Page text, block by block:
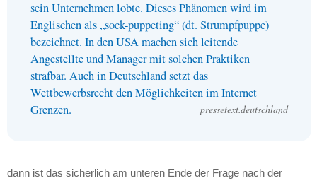
sein Unternehmen lobte. Dieses Phänomen wird im
Englischen als „sock-puppeting“ (dt. Strumpfpuppe)
bezeichnet. In denUSAmachen sich leitende
Angestellte und Manager mit solchen Praktiken
strafbar. Auch in Deutschland setzt das
Wettbewerbsrecht den Möglichkeiten im Internet
Grenzen.
pressetext.deutschland
dann ist das sicherlich am unteren Ende der Frage nach der